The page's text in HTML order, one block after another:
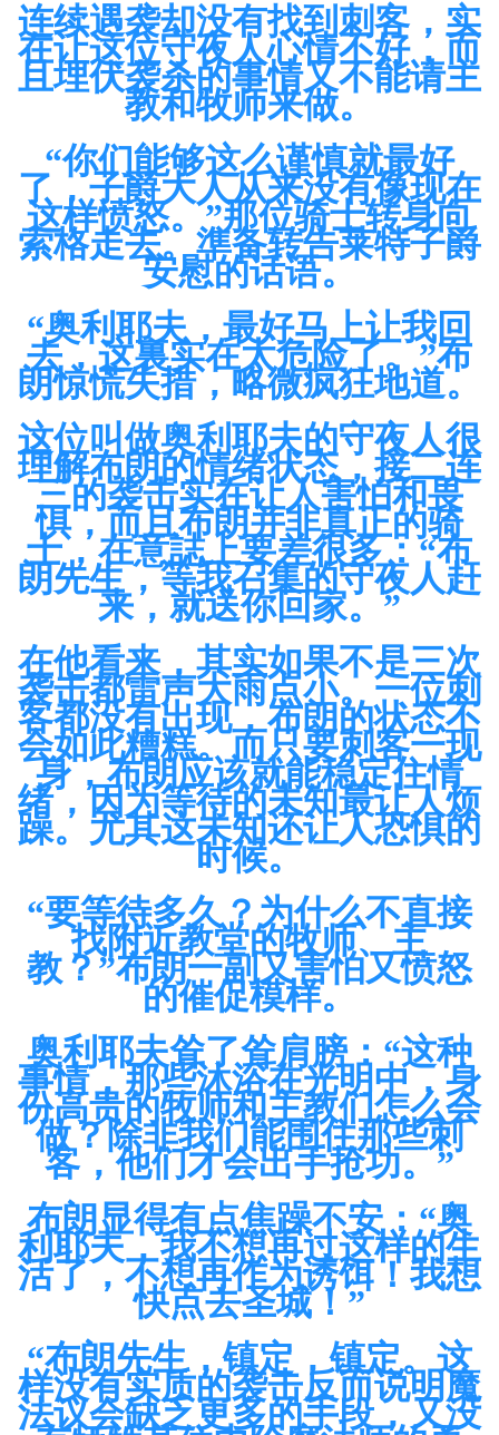
连续遇袭却没有找到刺客，实
在让这位守夜人心情不好，而
且埋伏袭杀的事情又不能请主
教和牧师来做。
“你们能够这么谨慎就最好
了，子爵大人从来没有像现在
这样愤怒。”那位骑士转身向
索格走去。準备转告莱特子爵
安慰的话语。
“奥利耶夫，最好马上让我回
去，这裏实在太危险了。”布
朗惊慌失措，略微疯狂地道。
这位叫做奥利耶夫的守夜人很
理解布朗的情绪状态，接二连
三的袭击实在让人害怕和畏
惧，而且布朗并非真正的骑
士，在意誌上要差很多：“布
朗先生，等我召集的守夜人赶
来，就送你回家。”
在他看来，其实如果不是三次
袭击都雷声大雨点小。一位刺
客都没有出现，布朗的状态不
会如此糟糕。而只要刺客一现
身，布朗应该就能稳定住情
绪，因为等待的未知最让人烦
躁。尤其这未知还让人恐惧的
时候。
“要等待多久？为什么不直接
找附近教堂的牧师、主
教？”布朗一副又害怕又愤怒
的催促模样。
奥利耶夫耸了耸肩膀：“这种
事情，那些沐浴在光明中，身
份高贵的牧师和主教们怎么会
做？除非我们能围住那些刺
客，他们才会出手抢功。”
布朗显得有点焦躁不安：“奥
利耶夫，我不想再过这样的生
活了，不想再作为诱饵！我想
快点去圣城！”
“布朗先生，镇定，镇定。这
样没有实质的袭击反而说明魔
法议会缺乏更多的手段，又没